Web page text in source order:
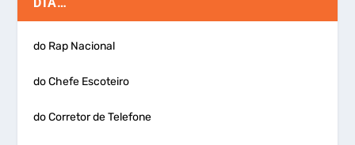
do Rap Nacional
do Chefe Escoteiro
do Corretor de Telefone